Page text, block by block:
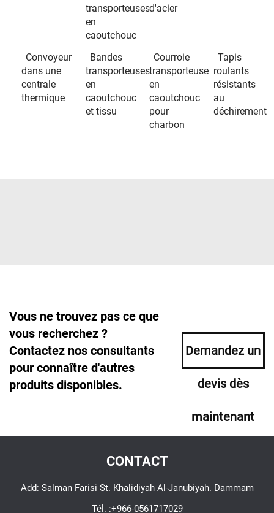
transporteuses
en
caoutchouc
d'acier
Convoyeur
dans une
centrale
thermique
Bandes
transporteuses
en
caoutchouc
et tissu
Courroie
transporteuse
en
caoutchouc
pour
charbon
Tapis
roulants
résistants
au
déchirement
Vous ne trouvez pas ce que
vous recherchez ?
Contactez nos consultants
pour connaître d'autres
produits disponibles.
Demandez un
devis dès
maintenant
CONTACT
Add: Salman Farisi St. Khalidiyah Al-Janubiyah. Dammam
Tél. :+966-0561717029